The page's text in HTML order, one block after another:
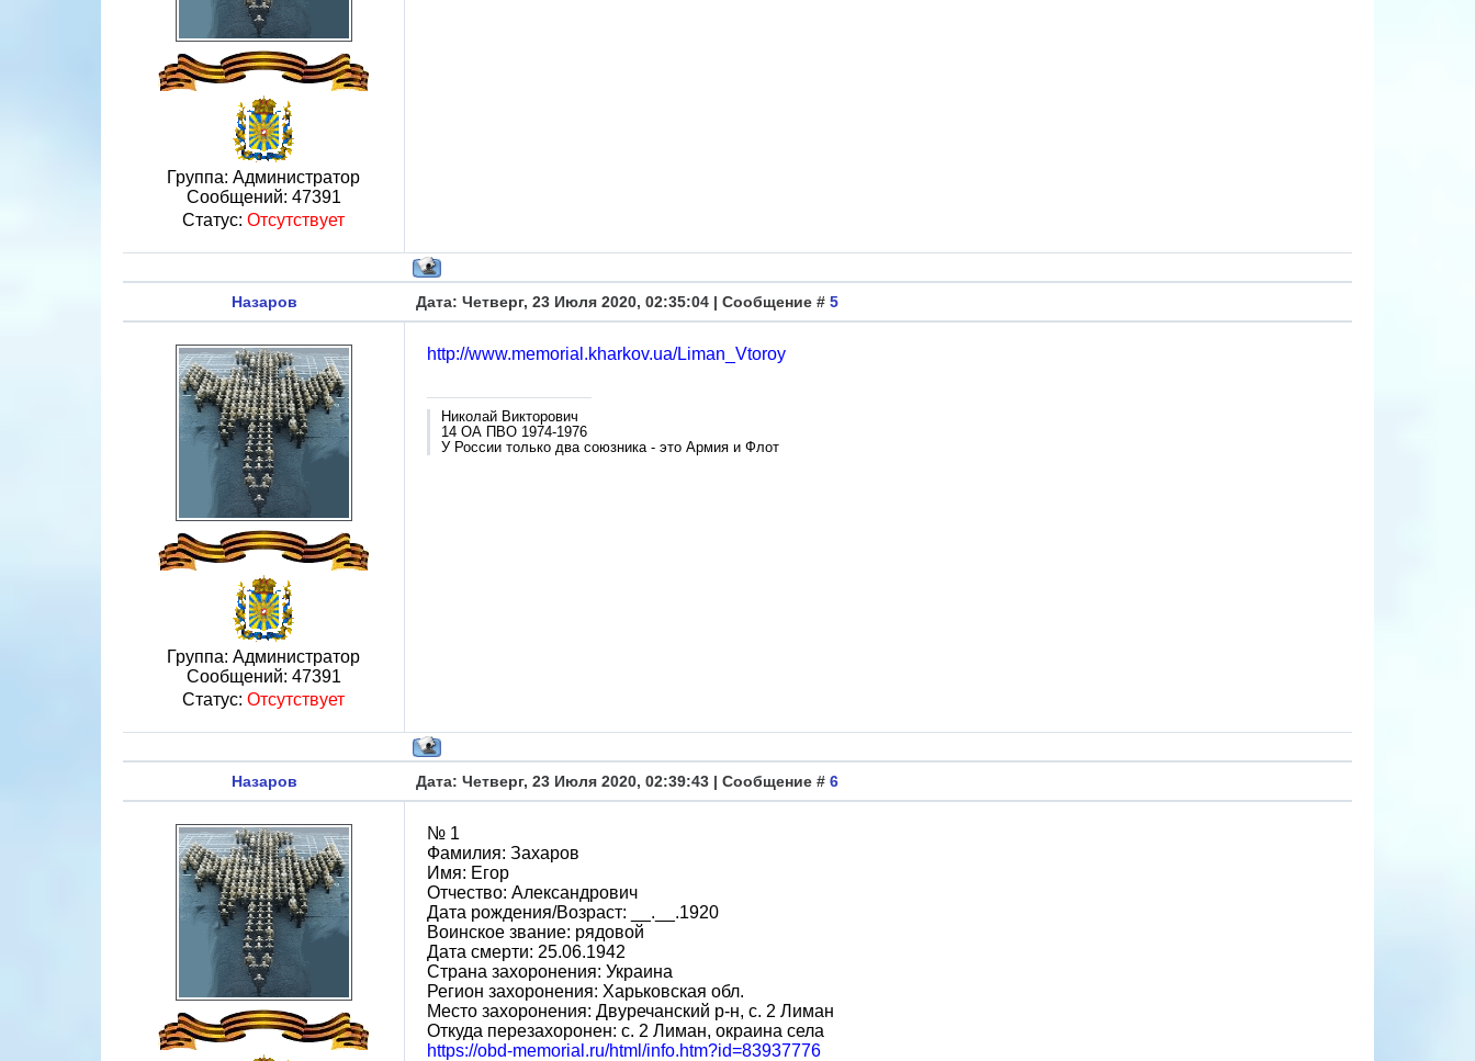
Группа: Администратор
Сообщений: 47391
Статус: Отсутствует
Назаров Дата: Четверг, 23 Июля 2020, 02:35:04 | Сообщение # 5
Группа: Администратор
Сообщений: 47391
Статус: Отсутствует
http://www.memorial.kharkov.ua/Liman_Vtoroy
Николай Викторович
14 ОА ПВО 1974-1976
У России только два союзника - это Армия и Флот
Назаров Дата: Четверг, 23 Июля 2020, 02:39:43 | Сообщение # 6
№ 1
Фамилия: Захаров
Имя: Егор
Отчество: Александрович
Дата рождения/Возраст: __.__.1920
Воинское звание: рядовой
Дата смерти: 25.06.1942
Страна захоронения: Украина
Регион захоронения: Харьковская обл.
Место захоронения: Двуречанский р-н, с. 2 Лиман
Откуда перезахоронен: с. 2 Лиман, окраина села
https://obd-memorial.ru/html/info.htm?id=83937776